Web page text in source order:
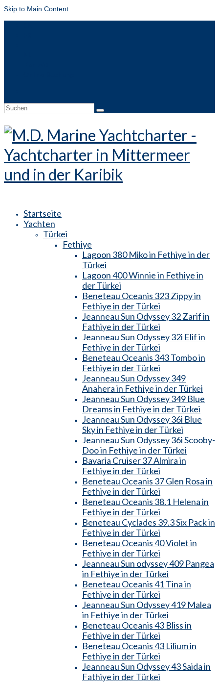
Skip to Main Content
Suche
Startseite
Yachten
Türkei
Fethiye
Lagoon 380 Miko in Fethiye in der
Türkei
Lagoon 400 Winnie in Fethiye in
der Türkei
Beneteau Oceanis 323 Zippy in
Fethiye in der Türkei
Jeanneau Sun Odyssey 32 Zarif in
Fathiye in der Türkei
Jeanneau Sun Odyssey 32i Elif in
Fethiye in der Türkei
Beneteau Oceanis 343 Tombo in
Fethiye in der Türkei
Jeanneau Sun Odyssey 349
Anahera in Fethiye in der Türkei
Jeanneau Sun Odyssey 349 Blue
Dreams in Fethiye in der Türkei
Jeanneau Sun Odyssey 36i Blue
Sky in Fethiye in der Türkei
Jeanneau Sun Odyssey 36i Scooby-
Doo in Fethiye in der Türkei
Bavaria Cruiser 37 Almira in
Fethiye in der Türkei
Beneteau Oceanis 37 Glen Rosa in
Fethiye in der Türkei
Beneteau Oceanis 38.1 Helena in
Fethiye in der Türkei
Beneteau Cyclades 39.3 Six Pack in
Fethiye in der Türkei
Beneteau Oceanis 40 Violet in
Fethiye in der Türkei
Jeanneau Sun odyssey 409 Pangea
in Fethiye in der Türkei
Beneteau Oceanis 41 Tina in
Fethiye in der Türkei
Jeanneau Sun Odyssey 419 Malea
in Fethiye in der Türkei
Beneteau Oceanis 43 Bliss in
Fethiye in der Türkei
Beneteau Oceanis 43 Lilium in
Fethiye in der Türkei
Jeanneau Sun Odyssey 43 Saida in
Fathiye in der Türkei